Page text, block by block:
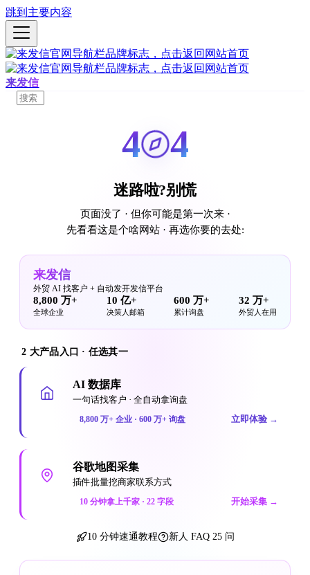
跳到主要内容
来发信
4 4
迷路啦?别慌
页面没了 · 但你可能是第一次来 ·
先看看这是个啥网站 · 再选你要的去处:
来发信
外贸 AI 找客户 + 自动发开发信平台
8,800 万+
全球企业
10 亿+
决策人邮箱
600 万+
累计询盘
32 万+
外贸人在用
2 大产品入口 · 任选其一
AI 数据库
一句话找客户 · 全自动拿询盘
8,800 万+ 企业 · 600 万+ 询盘 立即体验 →
谷歌地图采集
插件批量挖商家联系方式
10 分钟拿上千家 · 22 字段 开始采集 →
10 分钟速通教程 新人 FAQ 25 问